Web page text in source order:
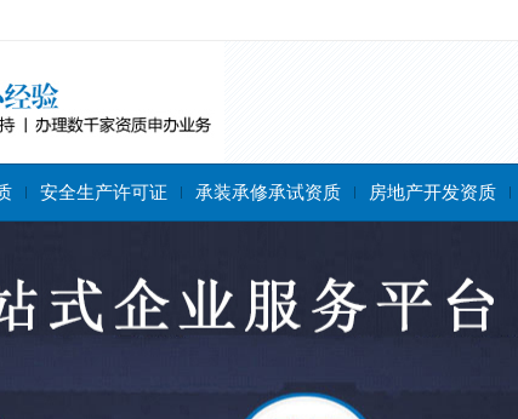
安全生产许可证 承装承修承试资质 房地产开发资质